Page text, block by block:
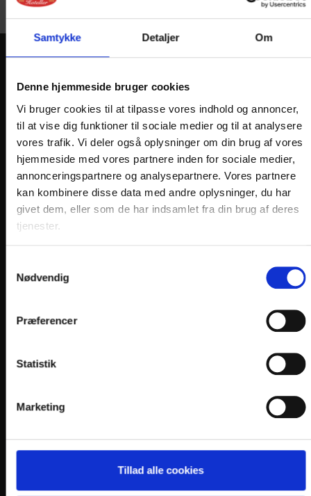
Samtykke Detaljer Om
Denne hjemmeside bruger cookies
Vi bruger cookies til at tilpasse vores indhold og annoncer,
til at vise dig funktioner til sociale medier og til at analysere
vores trafik. Vi deler også oplysninger om din brug af vores
hjemmeside med vores partnere inden for sociale medier,
annonceringspartnere og analysepartnere. Vores partnere
kan kombinere disse data med andre oplysninger, du har
givet dem, eller som de har indsamlet fra din brug af deres
tjenester.
Nødvendig
Præferencer
Statistik
Marketing
Tillad alle cookies
Torvet 18
DK-6950 Ringkøbing
Telefon: +45 9732 0011
E-mail:info@hotelringkobing.dk
En del af:
DANSKE HOTELLER